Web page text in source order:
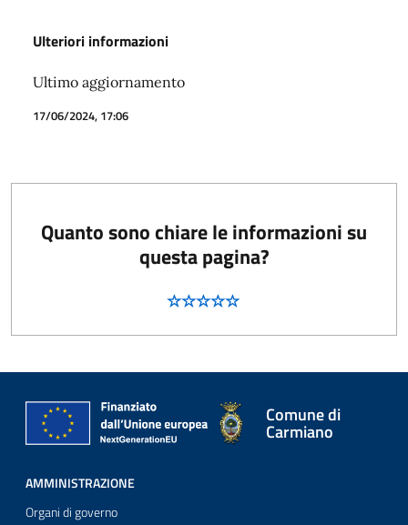
Ulteriori informazioni
Ultimo aggiornamento
17/06/2024, 17:06
Quanto sono chiare le informazioni su
questa pagina?
Comune di
Carmiano
AMMINISTRAZIONE
Organi di governo